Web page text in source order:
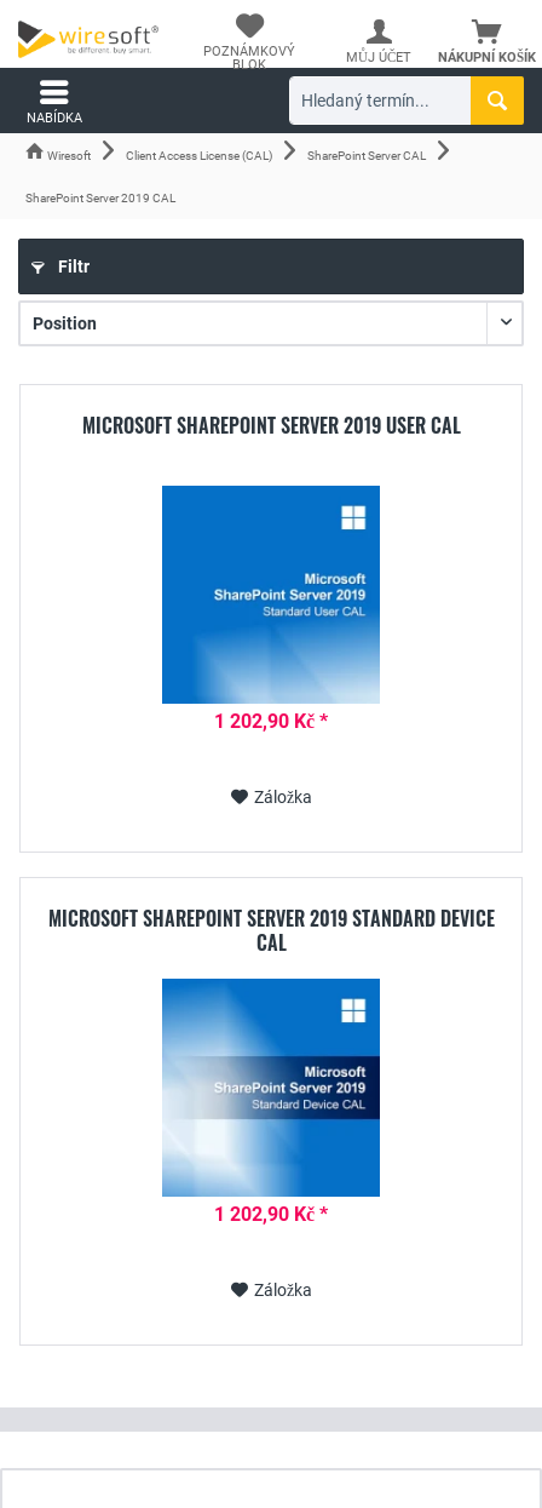
NÁKUPNÍ KOŠÍK
POZNÁMKOVÝ
BLOK
MŮJ ÚČET
NABÍDKA
Wiresoft Client Access License (CAL) SharePoint Server CAL
SharePoint Server 2019 CAL
Filtr
MICROSOFT SHAREPOINT SERVER 2019 USER CAL
1 202,90 Kč *
Záložka
MICROSOFT SHAREPOINT SERVER 2019 STANDARD DEVICE
CAL
1 202,90 Kč *
Záložka